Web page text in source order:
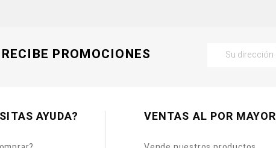
RECIBE PROMOCIONES
AYUDA? VENTAS AL POR MAYOR